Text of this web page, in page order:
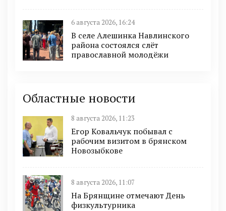
6 августа 2026, 16:24
В селе Алешинка Навлинского
района состоялся слёт
православной молодёжи
Областные новости
8 августа 2026, 11:23
Егор Ковальчук побывал с
рабочим визитом в брянском
Новозыбкове
8 августа 2026, 11:07
На Брянщине отмечают День
физкультурника